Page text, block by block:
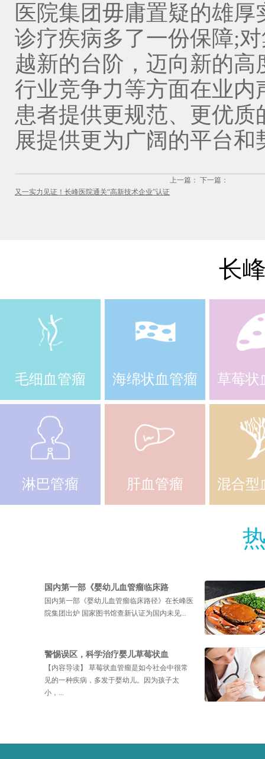
医院集团毋庸置疑的雄
诊疗疾病多了一份保障;
越新的台阶，迈向新的
行业竞争力等方面在业
患者提供更规范、更优
展提供更为广阔的平台和
上一篇：
又一实力见证！长峰医院通关“高新技术企业”认证
下一篇：
长
毛细血管瘤 海绵状血管瘤 草莓状
淋巴管瘤 肝血管瘤 混合型
国内第一部《婴幼儿血管瘤临床路
国内第一部《婴幼儿血管瘤临床路径》在长峰医
院集团出炉 国家图书馆查新认证为国内未见...
警惕误区，科学治疗婴儿草莓状血
【内容导读】 草莓状血管瘤是如今社会中很常
见的一种疾病，多发于婴幼儿。因为孩子太
小，...